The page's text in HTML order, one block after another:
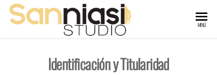
Saltar
STUDIO
Diseño
MENÚ
Identificación y Titularidad